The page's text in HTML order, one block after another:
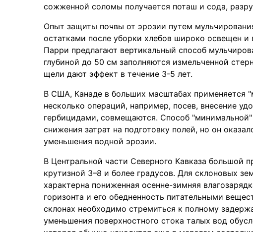
сожженной соломы получается поташ и сода,
Опыт защиты почвы от эрозии путем
остатками после уборки хлебов широко освещен
Парри предлагают вертикальный способ
глубиной до 50 см заполняются измельченной
щели дают эффект в течение 3-5 лет.
В США, Канаде в больших масштабах применяется
несколько операций, например, посев, внесение
гербицидами, совмещаются. Способ
снижения затрат на подготовку полей, но он
уменьшения водной эрозии.
В Центральной части Северного Кавказа большой
крутизной 3–8 и более градусов. Для склоновых
характерна пониженная осенне-зимняя
горизонта и его обедненность питательными
склонах необходимо стремиться к полному
уменьшения поверхностного стока талых вод